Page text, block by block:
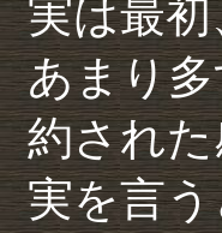
実は最
あまり
約され
実を言